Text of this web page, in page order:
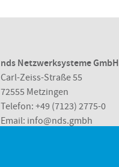
nds Netzwerksysteme GmbH
Carl-Zeiss-Straße 55
72555 Metzingen
Telefon: +49 (7123) 2775-0
Email: info@nds.gmbh